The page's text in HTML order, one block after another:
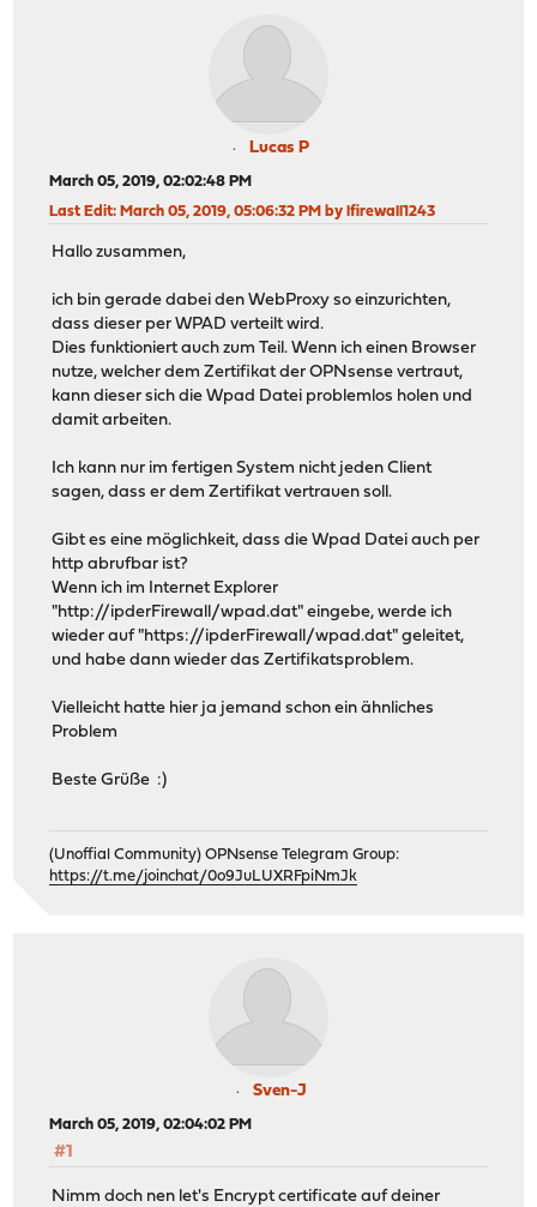
Lucas P
March 05, 2019, 02:02:48 PM
Last Edit: March 05, 2019, 05:06:32 PM by lfirewall1243
Hallo zusammen,
ich bin gerade dabei den WebProxy so einzurichten,
dass dieser per WPAD verteilt wird.
Dies funktioniert auch zum Teil. Wenn ich einen Browser
nutze, welcher dem Zertifikat der OPNsense vertraut,
kann dieser sich die Wpad Datei problemlos holen und
damit arbeiten.
Ich kann nur im fertigen System nicht jeden Client
sagen, dass er dem Zertifikat vertrauen soll.
Gibt es eine möglichkeit, dass die Wpad Datei auch per
http abrufbar ist?
Wenn ich im Internet Explorer
"http://ipderFirewall/wpad.dat" eingebe, werde ich
wieder auf "https://ipderFirewall/wpad.dat" geleitet,
und habe dann wieder das Zertifikatsproblem.
Vielleicht hatte hier ja jemand schon ein ähnliches
Problem
Beste Grüße :)
(Unoffial Community) OPNsense Telegram Group:
https://t.me/joinchat/0o9JuLUXRFpiNmJk
Sven-J
March 05, 2019, 02:04:02 PM
#1
Nimm doch nen let's Encrypt certificate auf deiner